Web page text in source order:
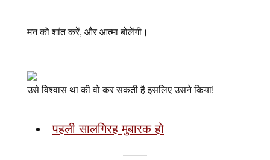
मन को शांत करें, और आत्मा बोलेंगी।
उसे विश्वास था की वो कर सकती है इसलिए उसने किया!
पहली सालगिरह मुबारक हो